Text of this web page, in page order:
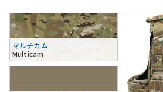
マルチカム
Multicam